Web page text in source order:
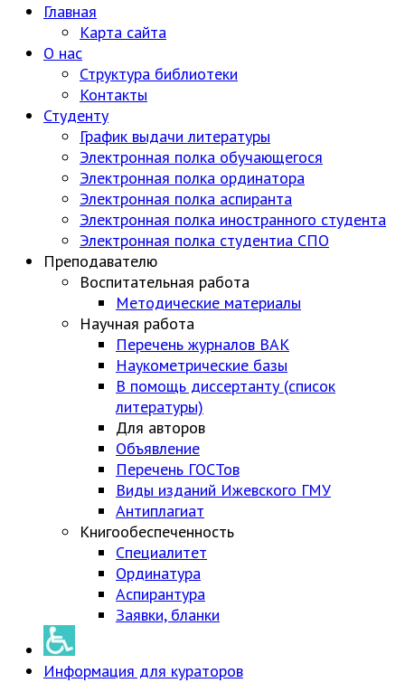
Главная
Карта сайта
О нас
Структура библиотеки
Контакты
Студенту
График выдачи литературы
Электронная полка обучающегося
Электронная полка ординатора
Электронная полка аспиранта
Электронная полка иностранного студента
Электронная полка студентиа СПО
Преподавателю
Воспитательная работа
Методические материалы
Научная работа
Перечень журналов ВАК
Наукометрические базы
В помощь диссертанту (список
литературы)
Для авторов
Объявление
Перечень ГОСТов
Виды изданий Ижевского ГМУ
Антиплагиат
Книгообеспеченность
Специалитет
Ординатура
Аспирантура
Заявки, бланки
Информация для кураторов